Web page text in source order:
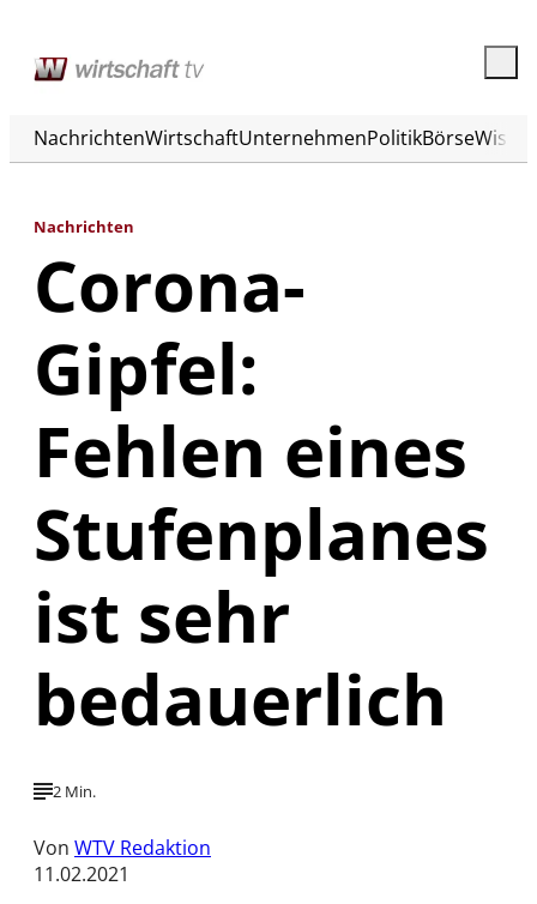
NachrichtenWirtschaftUnternehmenPolitikBörse
Nachrichten
Corona-
Gipfel:
Fehlen eines
Stufenplanes
ist sehr
bedauerlich
2 Min.
Von WTV Redaktion
11.02.2021